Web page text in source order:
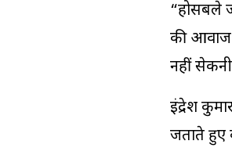
“होसबले
की आवाज
नहीं
इंद्रेश
जताते हुए